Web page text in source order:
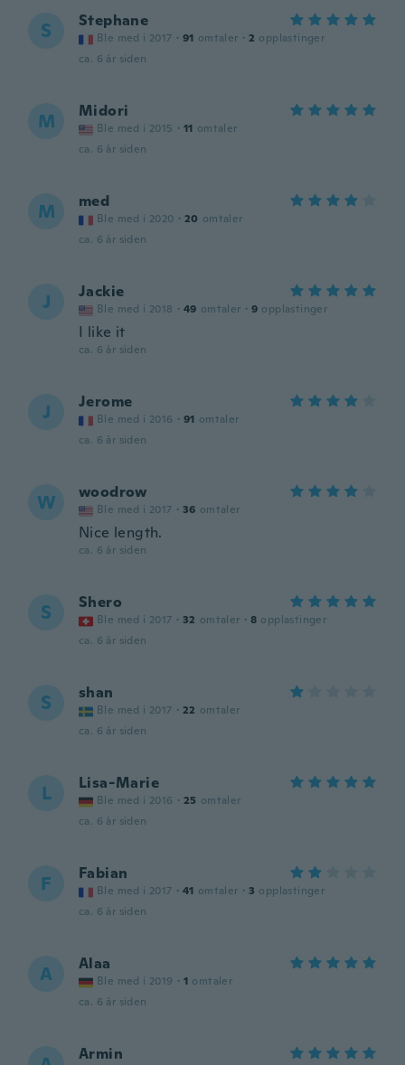
S Stephane
Ble med i 2017 · 91 omtaler · 2 opplastinger
ca. 6 år siden
M Midori
Ble med i 2015 · 11 omtaler
ca. 6 år siden
M med
Ble med i 2020 · 20 omtaler
ca. 6 år siden
J Jackie
Ble med i 2018 · 49 omtaler · 9 opplastinger
I like it
ca. 6 år siden
J Jerome
Ble med i 2016 · 91 omtaler
ca. 6 år siden
W woodrow
Ble med i 2017 · 36 omtaler
Nice length.
ca. 6 år siden
S Shero
Ble med i 2017 · 32 omtaler · 8 opplastinger
ca. 6 år siden
S shan
Ble med i 2017 · 22 omtaler
ca. 6 år siden
L Lisa-Marie
Ble med i 2016 · 25 omtaler
ca. 6 år siden
F Fabian
Ble med i 2017 · 41 omtaler · 3 opplastinger
ca. 6 år siden
A Alaa
Ble med i 2019 · 1 omtaler
ca. 6 år siden
Armin